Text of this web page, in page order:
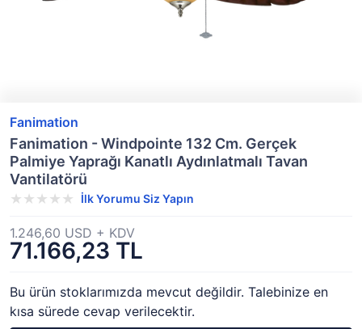
Fanimation
Fanimation - Windpointe 132 Cm. Gerçek
Palmiye Yaprağı Kanatlı Aydınlatmalı Tavan
Vantilatörü
İlk Yorumu Siz Yapın
71.166,23 TL
1.246,60 USD + KDV
Bu ürün stoklarımızda mevcut değildir. Talebinize en
kısa sürede cevap verilecektir.